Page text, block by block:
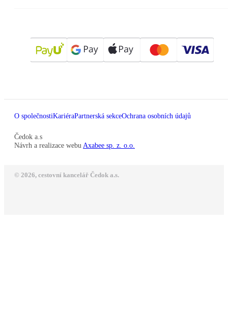
O společnostiKariéraPartnerská sekceOchrana osobních údajů
Čedok a.s
Návrh a realizace webu Axabee sp. z. o.o.
© 2026, cestovní kancelář Čedok a.s.